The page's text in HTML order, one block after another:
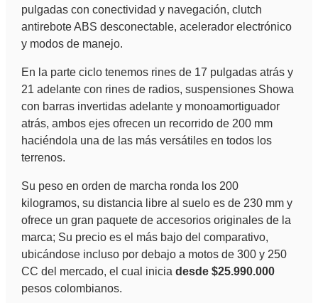
pulgadas con conectividad y navegación, clutch
antirebote ABS desconectable, acelerador electrónico
y modos de manejo.
En la parte ciclo tenemos rines de 17 pulgadas atrás y
21 adelante con rines de radios, suspensiones Showa
con barras invertidas adelante y monoamortiguador
atrás, ambos ejes ofrecen un recorrido de 200 mm
haciéndola una de las más versátiles en todos los
terrenos.
Su peso en orden de marcha ronda los 200
kilogramos, su distancia libre al suelo es de 230 mm y
ofrece un gran paquete de accesorios originales de la
marca; Su precio es el más bajo del comparativo,
ubicándose incluso por debajo a motos de 300 y 250
CC del mercado, el cual inicia desde $25.990.000
pesos colombianos.